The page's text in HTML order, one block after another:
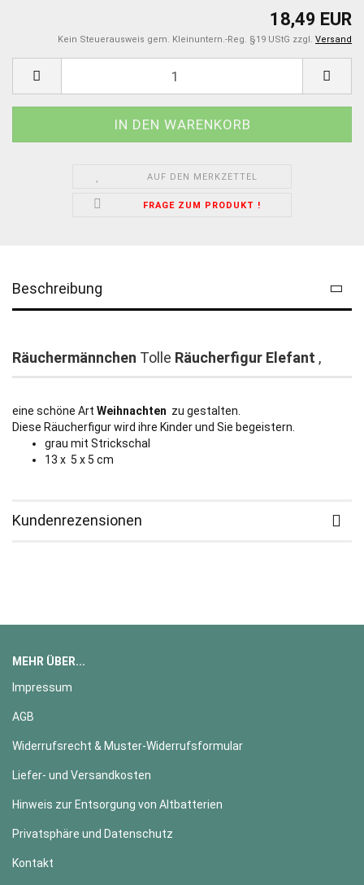
18,49 EUR
Kein Steuerausweis gem. Kleinuntern.-Reg. §19 UStG zzgl. Versand
AUF DEN MERKZETTEL
FRAGE ZUM PRODUKT !
Beschreibung
Räuchermännchen Tolle Räucherfigur Elefant ,
eine schöne Art Weihnachten zu gestalten.
Diese Räucherfigur wird ihre Kinder und Sie begeistern.
grau mit Strickschal
13 x 5 x 5 cm
Kundenrezensionen
MEHR ÜBER...
Impressum
AGB
Widerrufsrecht & Muster-Widerrufsformular
Liefer- und Versandkosten
Hinweis zur Entsorgung von Altbatterien
Privatsphäre und Datenschutz
Kontakt